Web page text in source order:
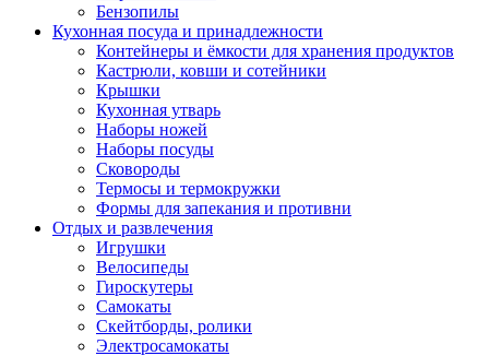
Бензопилы
Кухонная посуда и принадлежности
Контейнеры и ёмкости для хранения продуктов
Кастрюли, ковши и сотейники
Крышки
Кухонная утварь
Наборы ножей
Наборы посуды
Сковороды
Термосы и термокружки
Формы для запекания и противни
Отдых и развлечения
Игрушки
Велосипеды
Гироскутеры
Самокаты
Скейтборды, ролики
Электросамокаты